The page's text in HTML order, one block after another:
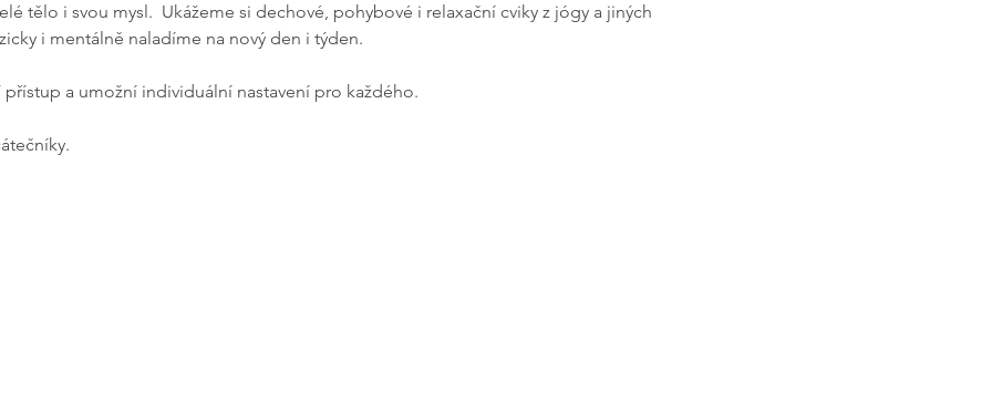
tělo i svou mysl.  Ukážeme si dechové, pohybové i relaxační cviky z jógy a jiných
i mentálně naladíme na nový den i týden.
a umožní individuální nastavení pro každého.